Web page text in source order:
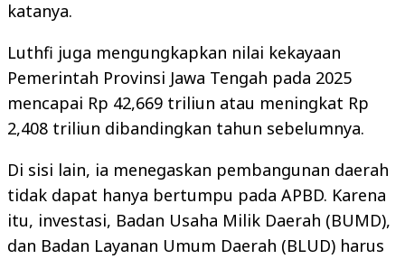
katanya.
Luthfi juga mengungkapkan nilai kekayaan
Pemerintah Provinsi Jawa Tengah pada 2025
mencapai Rp 42,669 triliun atau meningkat Rp
2,408 triliun dibandingkan tahun sebelumnya.
Di sisi lain, ia menegaskan pembangunan daerah
tidak dapat hanya bertumpu pada APBD. Karena
itu, investasi, Badan Usaha Milik Daerah (BUMD),
dan Badan Layanan Umum Daerah (BLUD) harus